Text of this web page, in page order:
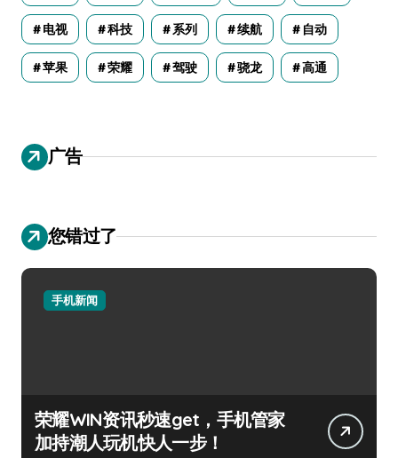
电视 科技 系列 续航 自动
苹果 荣耀 驾驶 骁龙 高通
广告
您错过了
手机新闻
荣耀WIN资讯秒速get，手机管家
加持潮人玩机快人一步！